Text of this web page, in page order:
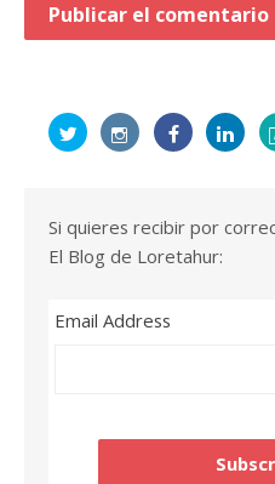
Si quieres recibir por
El Blog de Loretahur:
Email Address